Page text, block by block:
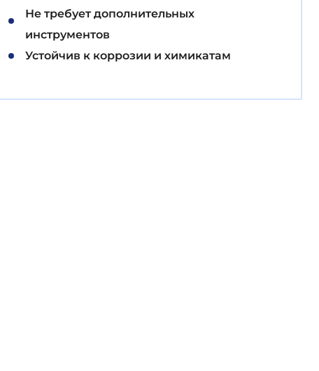
Не требует дополнительных
инструментов
Устойчив к коррозии и химикатам